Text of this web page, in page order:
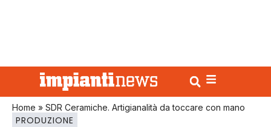
Home » SDR Ceramiche. Artigianalità da toccare con mano
PRODUZIONE